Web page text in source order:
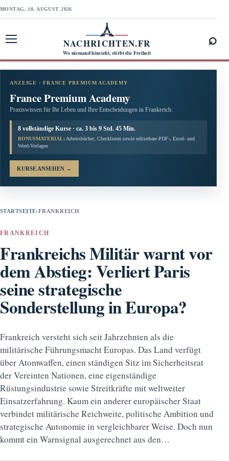
MONTAG, 10. AUGUST 2026
NACHRICHTEN.FR
Wo niemand hinsieht, stirbt die Freiheit
⌕
ANZEIGE · FRANCE PREMIUM ACADEMY
France Premium Academy
Praxiswissen für Ihr Leben und Ihre Entscheidungen in Frankreich.
8 vollständige Kurse · ca. 3 bis 9 Std. 45 Min.
BONUSMATERIAL: Arbeitsbücher, Checklisten sowie editierbare PDF-, Excel- und
Word-Vorlagen
KURSE ANSEHEN →
STARTSEITE›FRANKREICH
FRANKREICH
Frankreichs Militär warnt vor
dem Abstieg: Verliert Paris
seine strategische
Sonderstellung in Europa?
Frankreich versteht sich seit Jahrzehnten als die
militärische Führungsmacht Europas. Das Land verfügt
über Atomwaffen, einen ständigen Sitz im Sicherheitsrat
der Vereinten Nationen, eine eigenständige
Rüstungsindustrie sowie Streitkräfte mit weltweiter
Einsatzerfahrung. Kaum ein anderer europäischer Staat
verbindet militärische Reichweite, politische Ambition und
strategische Autonomie in vergleichbarer Weise. Doch nun
kommt ein Warnsignal ausgerechnet aus den…